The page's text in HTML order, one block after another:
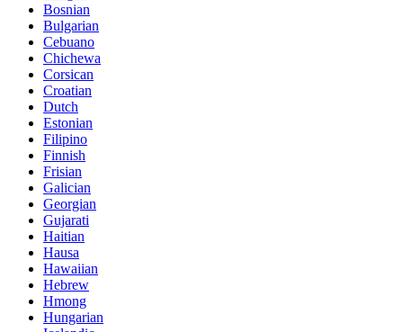
Bosnian
Bulgarian
Cebuano
Chichewa
Corsican
Croatian
Dutch
Estonian
Filipino
Finnish
Frisian
Galician
Georgian
Gujarati
Haitian
Hausa
Hawaiian
Hebrew
Hmong
Hungarian